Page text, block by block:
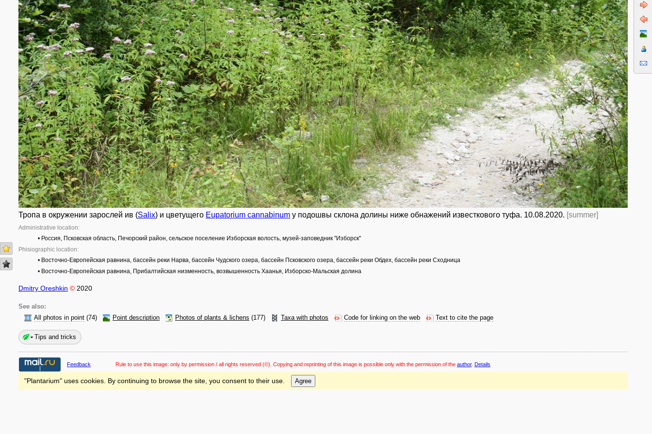
Тропа в окружении зарослей ив (Salix) и цветущего Eupatorium cannabinum у подошвы склона долины ниже обнажений известкового туфа. 10.08.2020. [summer]
Administrative location:
• Россия, Псковская область, Печорский район, сельское поселение Изборская волость, музей-заповедник "Изборск"
Phisiographic location:
• Восточно-Европейская равнина, бассейн реки Нарва, бассейн Чудского озера, бассейн Псковского озера, бассейн реки Обдех, бассейн реки Сходница
• Восточно-Европейская равнина, Прибалтийская низменность, возвышенность Хаанья, Изборско-Мальская долина
Dmitry Oreshkin © 2020
See also:
All photos in point (74) Point description Photos of plants & lichens (177) Taxa with photos Code for linking on the web Text to cite the page
Tips and tricks
Feedback Rule to use this image: only by permission / all rights reserved (©). Copying and reprinting of this image is possible only with the permission of the author. Details
"Plantarium" uses cookies. By continuing to browse the site, you consent to their use. Agree